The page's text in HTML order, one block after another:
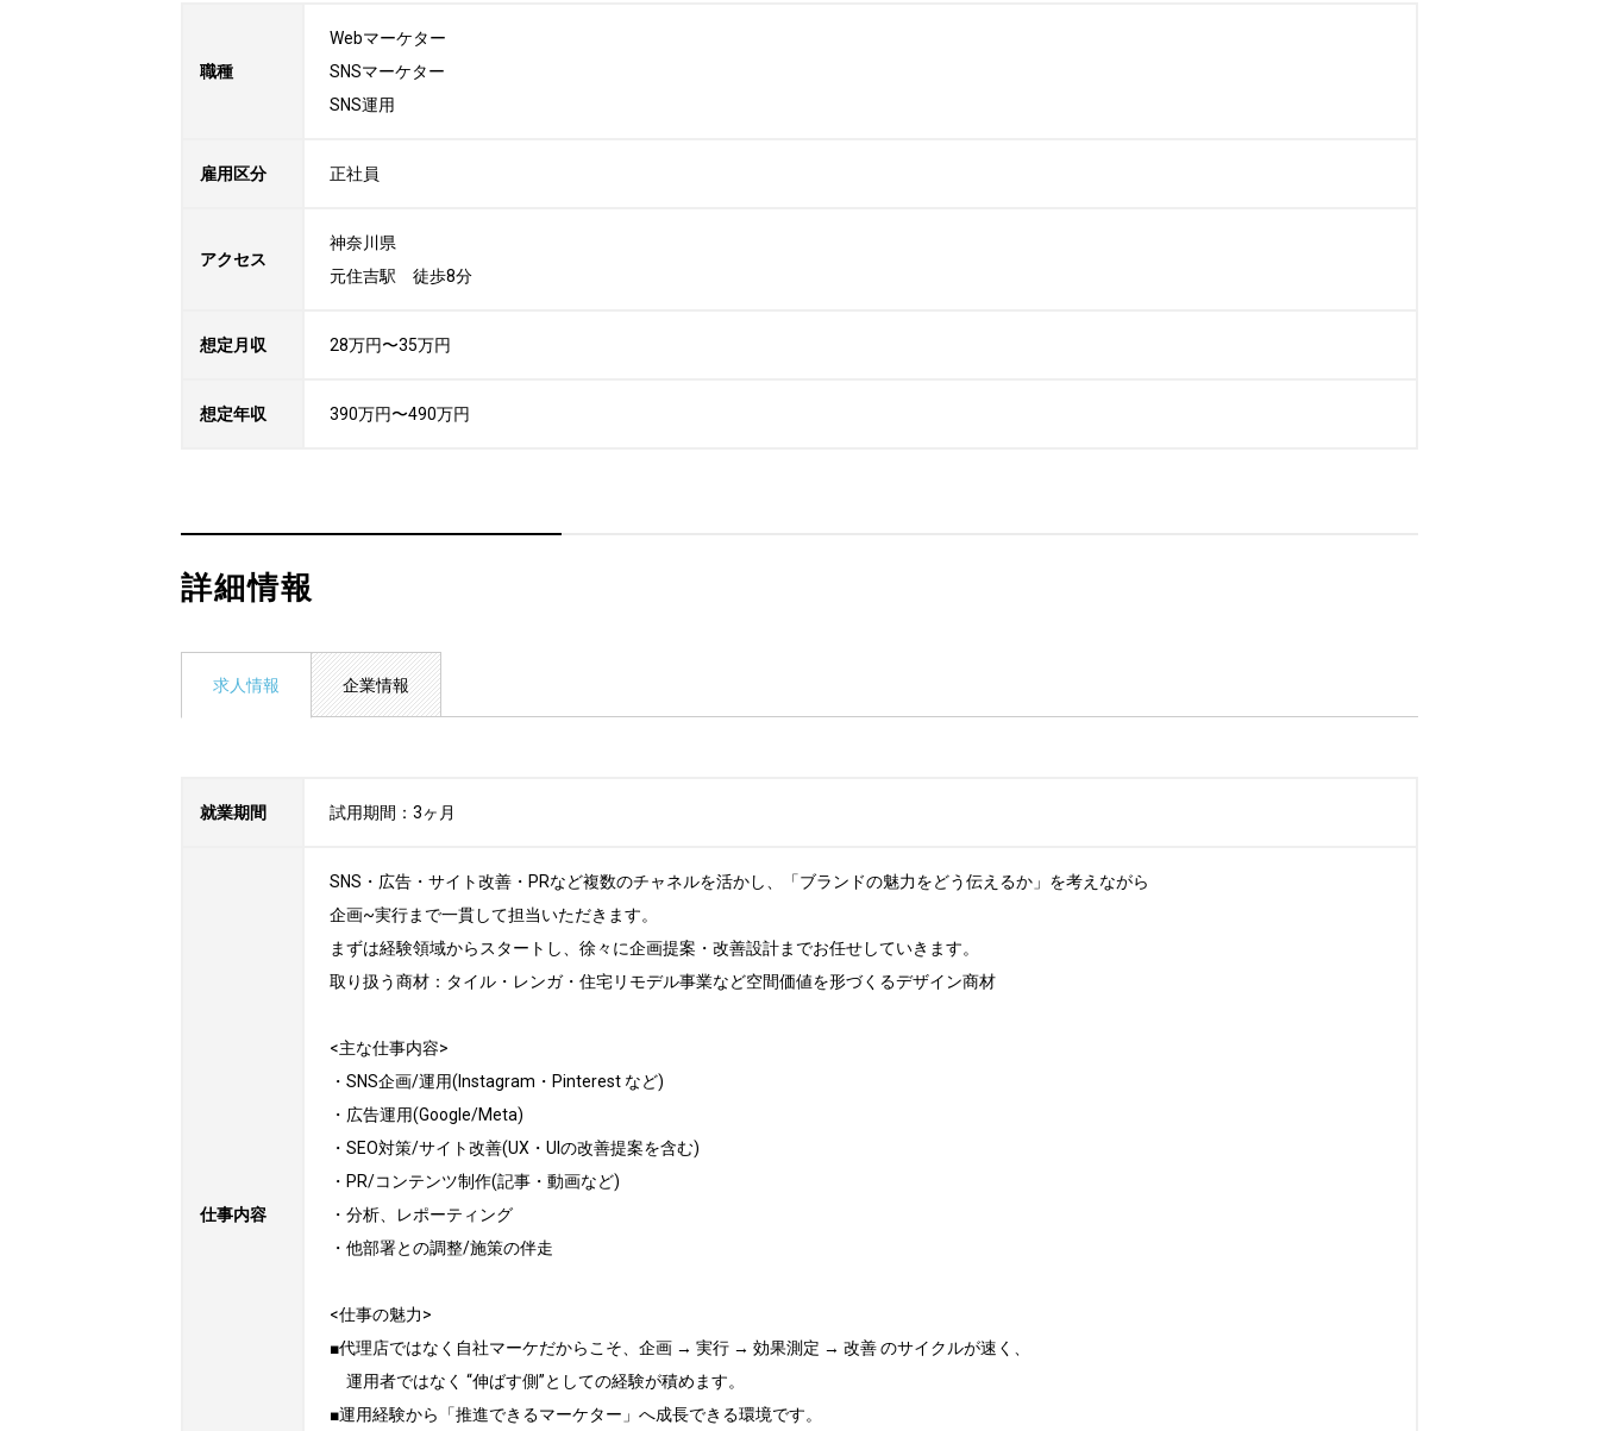
職種
Webマーケター
SNSマーケター
SNS運用
雇用区分 正社員
アクセス
神奈川県
元住吉駅　徒歩8分
想定月収 28万円〜35万円
想定年収 390万円〜490万円
詳細情報
求人情報 企業情報
就業期間 試用期間：3ヶ月
仕事内容
SNS・広告・サイト改善・PRなど複数のチャネルを活かし、「ブランドの魅力をどう伝えるか」を考えながら
企画~実行まで一貫して担当いただきます。
まずは経験領域からスタートし、徐々に企画提案・改善設計までお任せしていきます。
取り扱う商材：タイル・レンガ・住宅リモデル事業など空間価値を形づくるデザイン商材
<主な仕事内容>
・SNS企画/運用(Instagram・Pinterest など)
・広告運用(Google/Meta)
・SEO対策/サイト改善(UX・UIの改善提案を含む)
・PR/コンテンツ制作(記事・動画など)
・分析、レポーティング
・他部署との調整/施策の伴走
<仕事の魅力>
■代理店ではなく自社マーケだからこそ、企画 → 実行 → 効果測定 → 改善 のサイクルが速く、
運用者ではなく “伸ばす側”としての経験が積めます。
■運用経験から「推進できるマーケター」へ成長できる環境です。